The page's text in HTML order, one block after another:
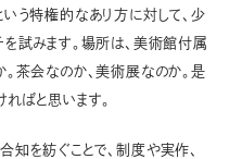
う特権的なあり方に対して、少
試みます。場所は、美術館付属
茶会なのか、美術展なのか。是
ばと思います。
を紡ぐことで、制度や実作、